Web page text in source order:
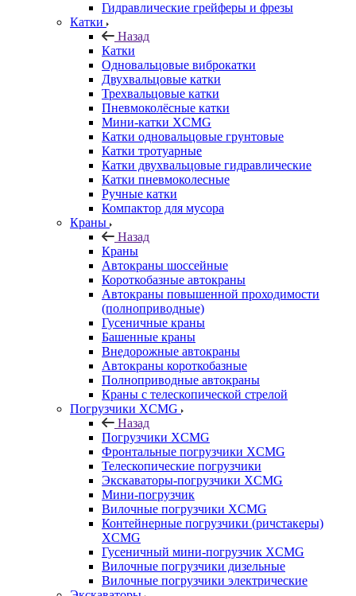
Гидравлические грейферы и фрезы
Катки
Назад
Катки
Одновальцовые виброкатки
Двухвальцовые катки
Трехвальцовые катки
Пневмоколёсные катки
Мини-катки XCMG
Катки одновальцовые грунтовые
Катки тротуарные
Катки двухвальцовые гидравлические
Катки пневмоколесные
Ручные катки
Компактор для мусора
Краны
Назад
Краны
Автокраны шоссейные
Короткобазные автокраны
Автокраны повышенной проходимости
(полноприводные)
Гусеничные краны
Башенные краны
Внедорожные автокраны
Автокраны короткобазные
Полноприводные автокраны
Краны с телескопической стрелой
Погрузчики XCMG
Назад
Погрузчики XCMG
Фронтальные погрузчики XCMG
Телескопические погрузчики
Экскаваторы-погрузчики XCMG
Мини-погрузчик
Вилочные погрузчики XCMG
Контейнерные погрузчики (ричстакеры)
XCMG
Гусеничный мини-погрузчик XCMG
Вилочные погрузчики дизельные
Вилочные погрузчики электрические